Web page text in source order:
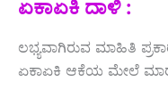
ಏಕಾಏಕಿ ದಾಳಿ :
ಲಭ್ಯವಾಗಿರುವ ಮಾಹಿತಿ
ಏಕಾಏಕಿ ಆಕೆಯ ಮೇಲೆ